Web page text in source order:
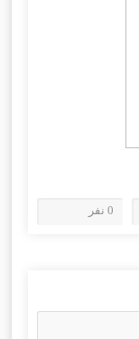
0 نفر